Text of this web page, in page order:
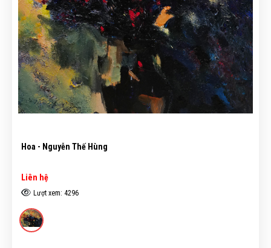
Hoa - Nguyễn Thế Hùng
Liên hệ
Lượt xem: 4296